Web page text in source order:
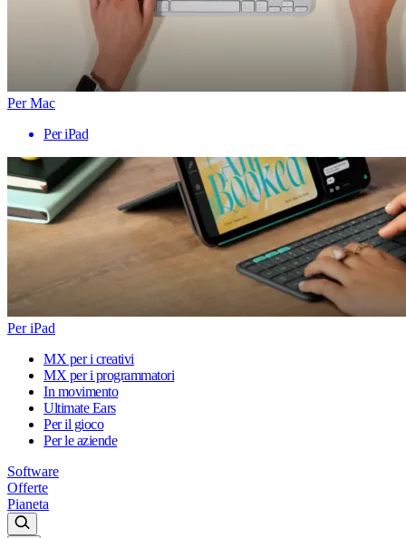
Per Mac
Per iPad
Per iPad
MX per i creativi
MX per i programmatori
In movimento
Ultimate Ears
Per il gioco
Per le aziende
Software
Offerte
Pianeta